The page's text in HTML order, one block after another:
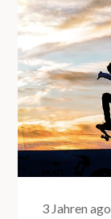
3 Jahren ago